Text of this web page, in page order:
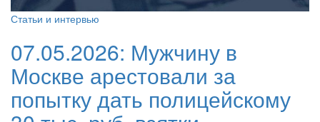
Статьи и интервью
07.05.2026: Мужчину в
Москве арестовали за
попытку дать полицейскому